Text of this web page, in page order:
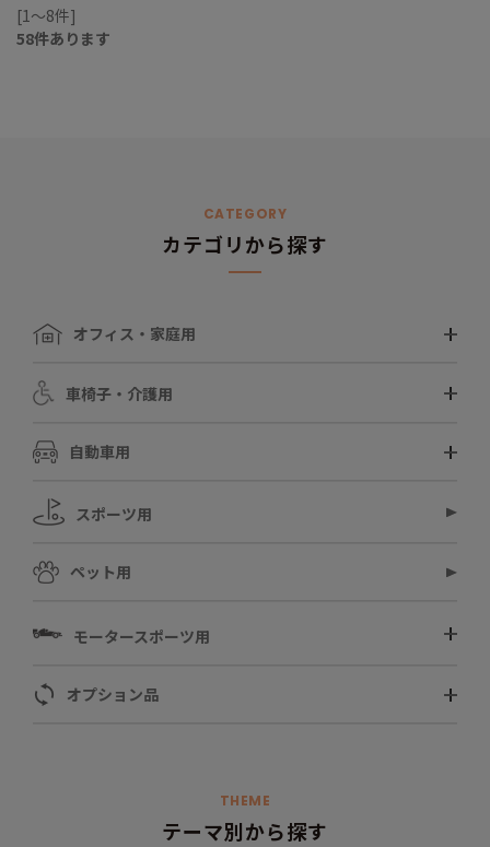
[1～8件]
58件あります
CATEGORY
カテゴリから探す
オフィス・家庭用
車椅子・介護用
自動車用
スポーツ用
ペット用
モータースポーツ用
オプション品
THEME
テーマ別から探す